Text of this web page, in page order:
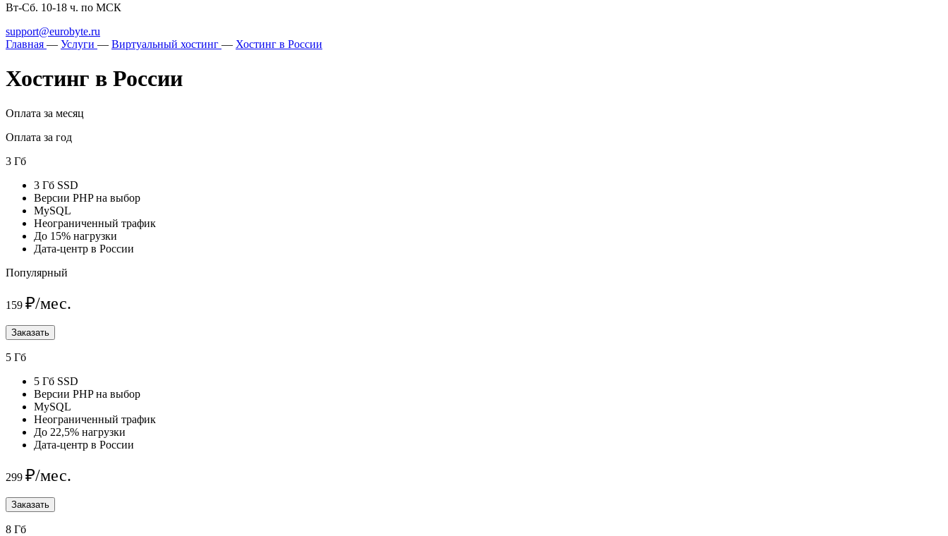
Вт-Сб. 10-18 ч. по МСК
support@eurobyte.ru
Главная — Услуги — Виртуальный хостинг — Хостинг в России
Хостинг в России
Оплата за месяц
Оплата за год
3 Гб
3 Гб SSD
Версии PHP на выбор
MySQL
Неограниченный трафик
До 15% нагрузки
Дата-центр в России
Популярный
159 ₽/мес.
Заказать
5 Гб
5 Гб SSD
Версии PHP на выбор
MySQL
Неограниченный трафик
До 22,5% нагрузки
Дата-центр в России
299 ₽/мес.
Заказать
8 Гб